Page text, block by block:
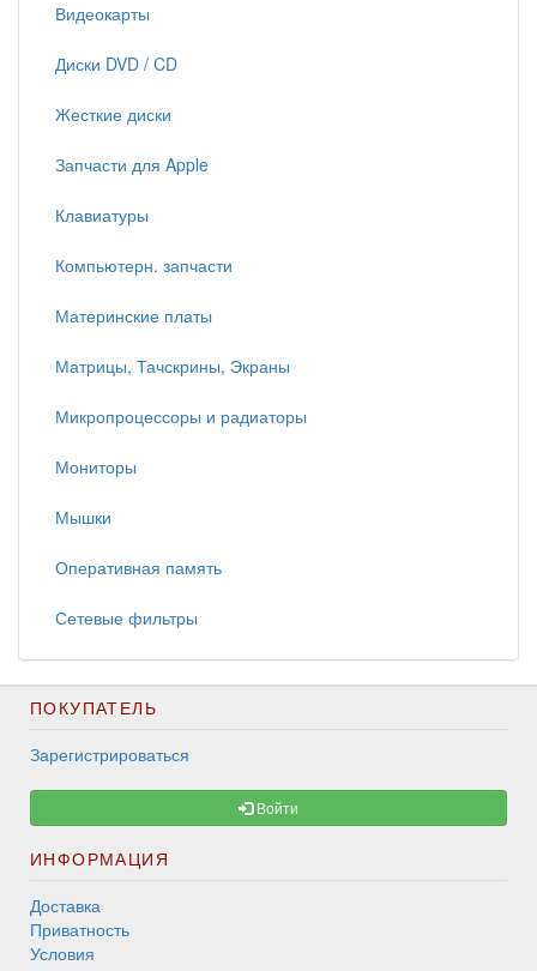
Видеокарты
Диски DVD / CD
Жесткие диски
Запчасти для Apple
Клавиатуры
Компьютерн. запчасти
Материнские платы
Матрицы, Тачскрины, Экраны
Микропроцессоры и радиаторы
Мониторы
Мышки
Оперативная память
Сетевые фильтры
ПОКУПАТЕЛЬ
Зарегистрироваться
Войти
ИНФОРМАЦИЯ
Доставка
Приватность
Условия